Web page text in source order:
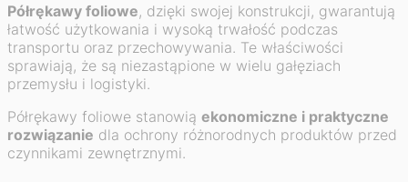
Półrękawy foliowe, dzięki swojej konstrukcji, gwarantują
łatwość użytkowania i wysoką trwałość podczas
transportu oraz przechowywania. Te właściwości
sprawiają, że są niezastąpione w wielu gałęziach
przemysłu i logistyki.
Półrękawy foliowe stanowią ekonomiczne i praktyczne
rozwiązanie dla ochrony różnorodnych produktów przed
czynnikami zewnętrznymi.